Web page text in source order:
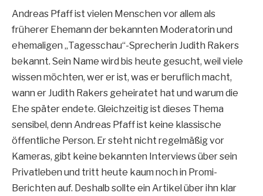
Andreas Pfaff ist vielen Menschen vor allem als
früherer Ehemann der bekannten Moderatorin und
ehemaligen „Tagesschau“-Sprecherin Judith Rakers
bekannt. Sein Name wird bis heute gesucht, weil viele
wissen möchten, wer er ist, was er beruflich macht,
wann er Judith Rakers geheiratet hat und warum die
Ehe später endete. Gleichzeitig ist dieses Thema
sensibel, denn Andreas Pfaff ist keine klassische
öffentliche Person. Er steht nicht regelmäßig vor
Kameras, gibt keine bekannten Interviews über sein
Privatleben und tritt heute kaum noch in Promi-
Berichten auf. Deshalb sollte ein Artikel über ihn klar